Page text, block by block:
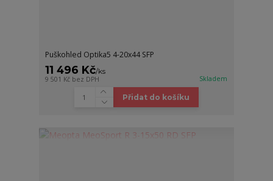
Puškohled Optika5 4-20x44 SFP
11 496 Kč/ks
9 501 Kč bez DPH Skladem
Přidat do košíku